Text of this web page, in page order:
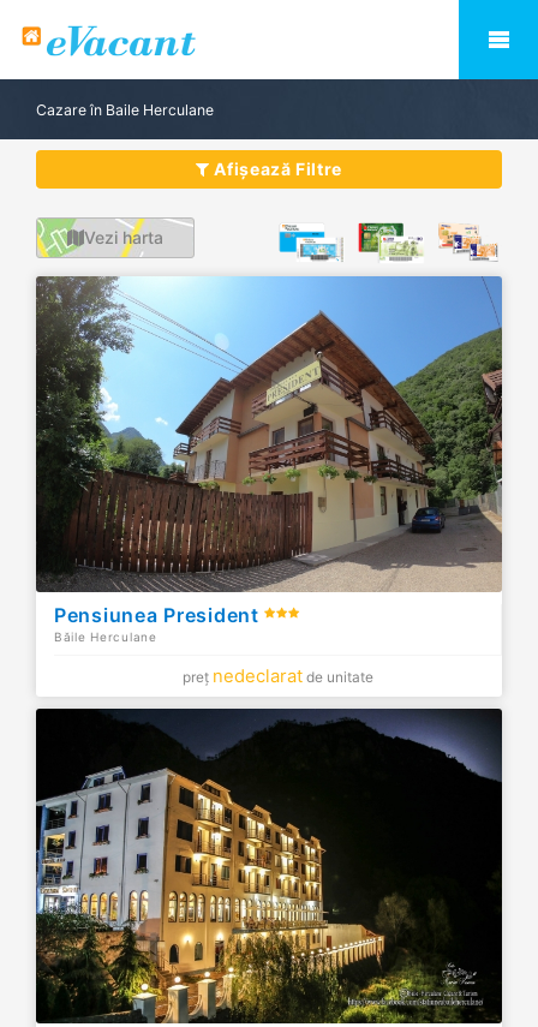
Cazare în Baile Herculane
Afișează Filtre
Vezi harta
Pensiunea President
Băile Herculane
preț nedeclarat de unitate